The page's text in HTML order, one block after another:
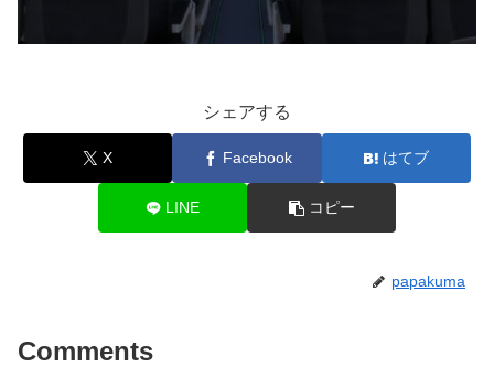
シェアする
X Facebook はてブ
LINE コピー
papakuma
Comments